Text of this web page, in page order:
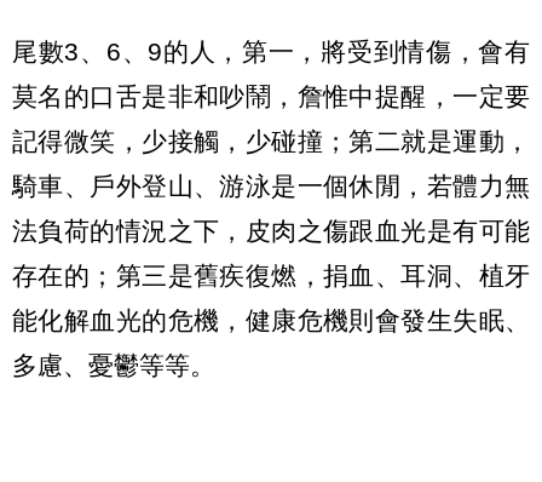
尾數3、6、9的人，第一，將受到情傷，會有
莫名的口舌是非和吵鬧，詹惟中提醒，一定要
記得微笑，少接觸，少碰撞；第二就是運動，
騎車、戶外登山、游泳是一個休閒，若體力無
法負荷的情況之下，皮肉之傷跟血光是有可能
存在的；第三是舊疾復燃，捐血、耳洞、植牙
能化解血光的危機，健康危機則會發生失眠、
多慮、憂鬱等等。